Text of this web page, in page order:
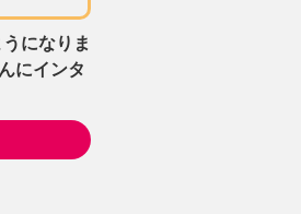
になりま
にインタ